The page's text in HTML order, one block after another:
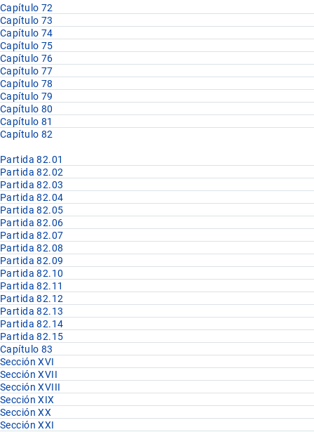
Capítulo 72
Capítulo 73
Capítulo 74
Capítulo 75
Capítulo 76
Capítulo 77
Capítulo 78
Capítulo 79
Capítulo 80
Capítulo 81
Capítulo 82
Partida 82.01
Partida 82.02
Partida 82.03
Partida 82.04
Partida 82.05
Partida 82.06
Partida 82.07
Partida 82.08
Partida 82.09
Partida 82.10
Partida 82.11
Partida 82.12
Partida 82.13
Partida 82.14
Partida 82.15
Capítulo 83
Sección XVI
Sección XVII
Sección XVIII
Sección XIX
Sección XX
Sección XXI